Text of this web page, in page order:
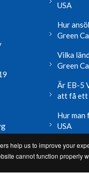
USA
Hur
Green
Vilka
Green
Är EB-5
att få ett
Hur
USA
Läs mer
help us to improve your
cannot function properly